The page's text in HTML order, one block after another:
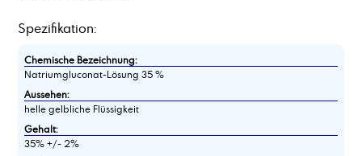
Spezifikation:
Chemische Bezeichnung:
Natriumgluconat-Lösung 35 %
Aussehen:
helle gelbliche Flüssigkeit
Gehalt:
35% +/- 2%